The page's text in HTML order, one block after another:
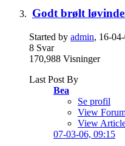
Godt brølt
Started by admin, 16-
8 Svar
170,988 Visninger
Last Post By
Bea
Se profil
View
View
07-03-06, 09:15